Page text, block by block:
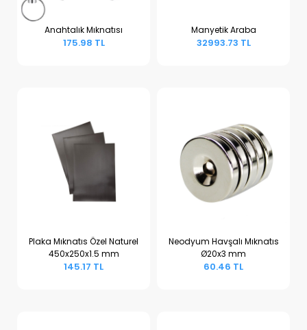
Sepete Ekle
Anahtalık Mıknatısı
175.98 TL Sepete Ekle
Manyetik Araba
32993.73 TL
Sepete Ekle
Plaka Mıknatıs Özel Naturel
450x250x1.5 mm
145.17 TL
Sepete Ekle
Neodyum Havşalı Mıknatıs
Ø20x3 mm
60.46 TL